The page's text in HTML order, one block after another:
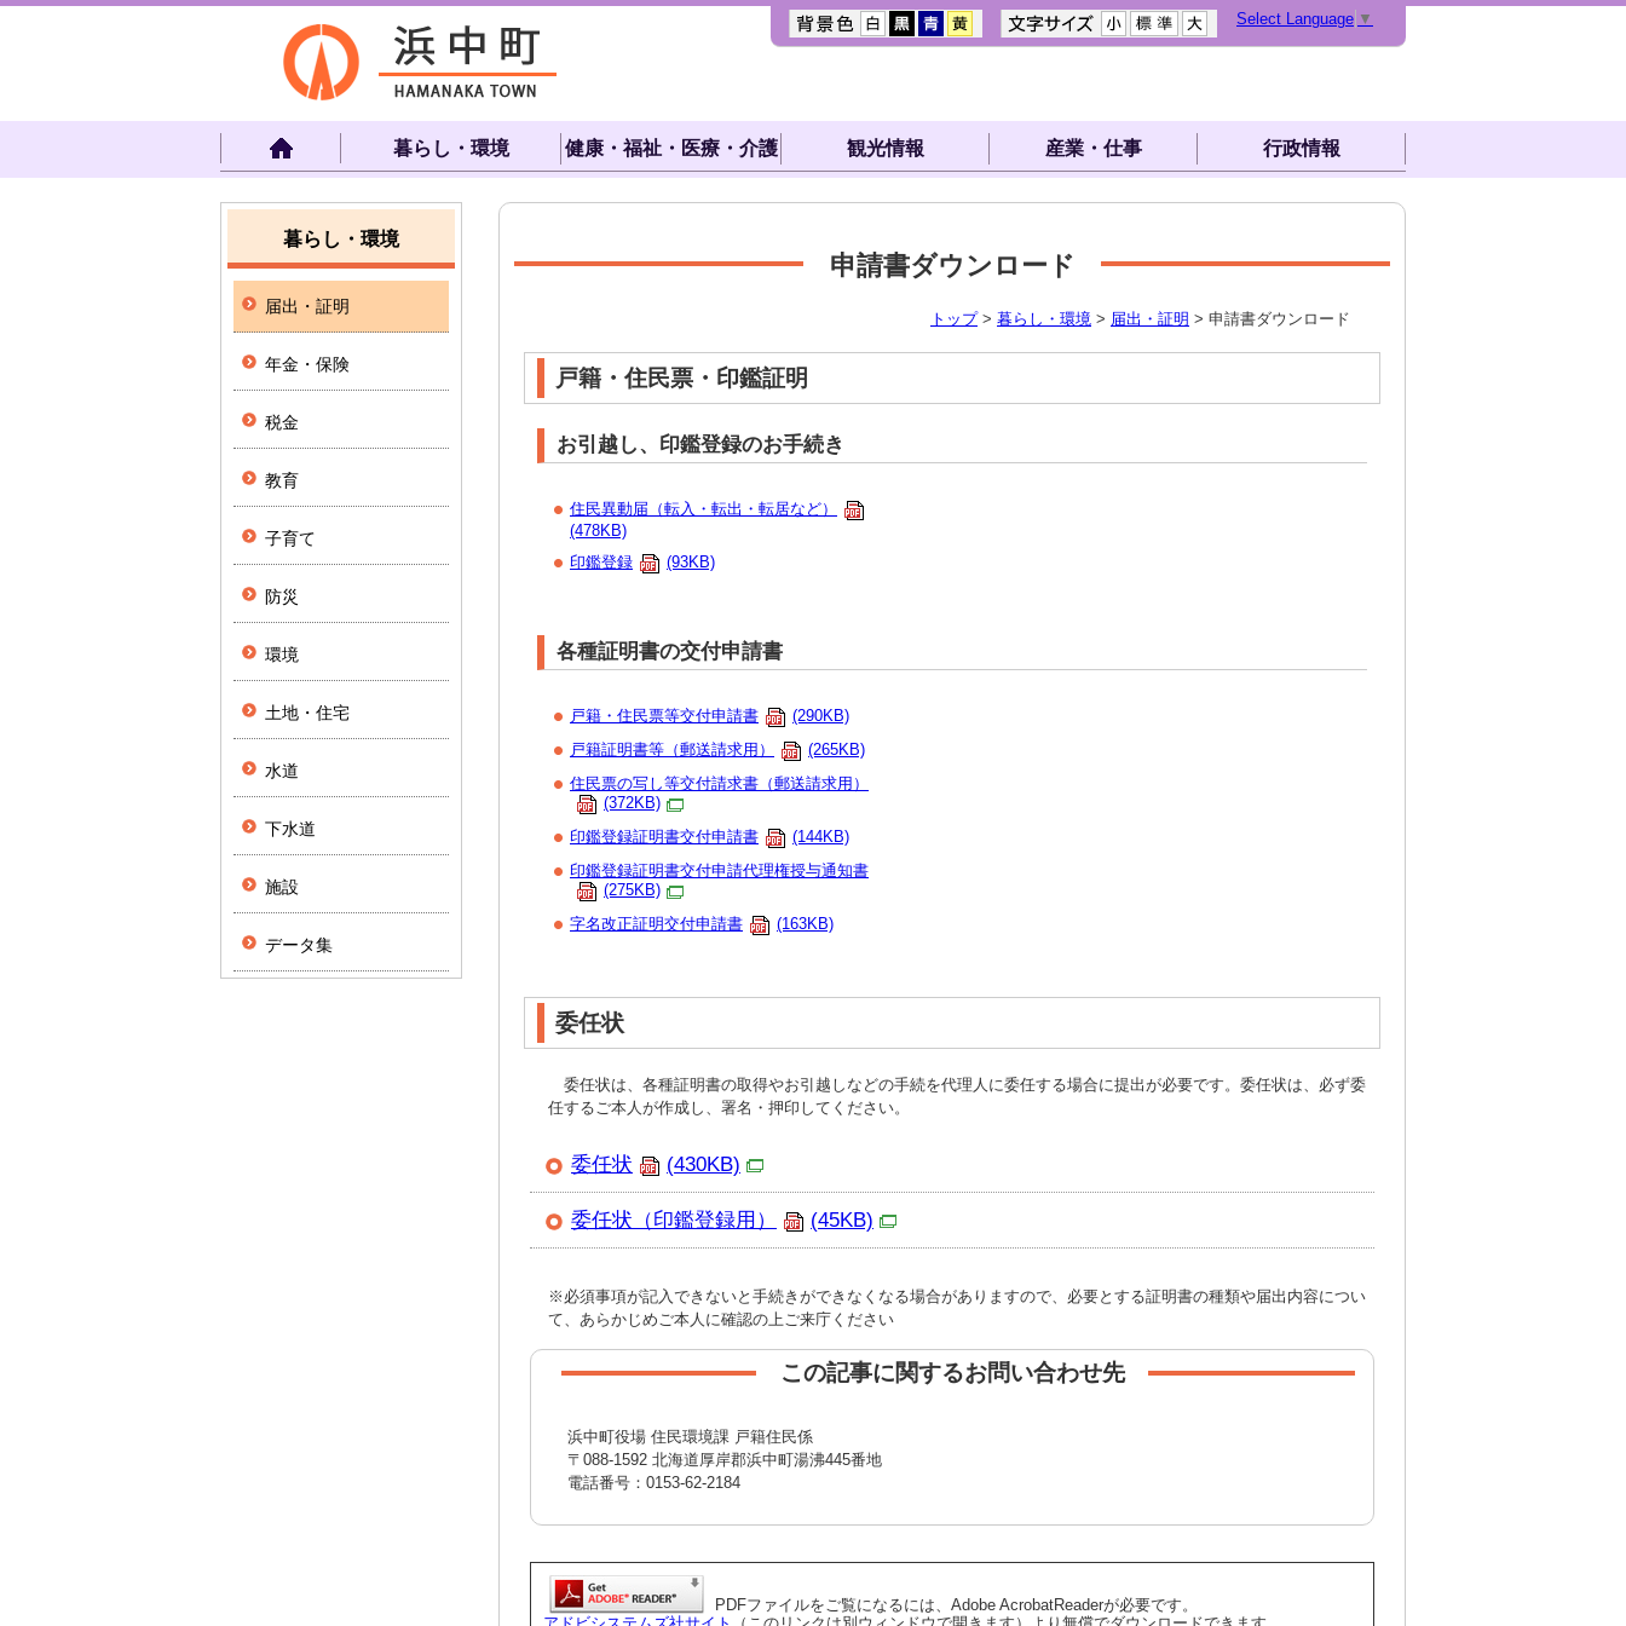
Select Language ▼
暮らし・環境 健康・福祉・医療・介護 観光情報 産業・仕事 行政情報
申請書ダウンロード
トップ> 暮らし・環境 > 届出・証明 > 申請書ダウンロード
戸籍・住民票・印鑑証明
お引越し、印鑑登録のお手続き
住民異動届（転入・転出・転居など）
(478KB)
印鑑登録
(93KB)
各種証明書の交付申請書
戸籍・住民票等交付申請書
(290KB)
戸籍証明書等（郵送請求用）
(265KB)
住民票の写し等交付請求書（郵送請求用）
(372KB)
印鑑登録証明書交付申請書
(144KB)
印鑑登録証明書交付申請代理権授与通知書
(275KB)
字名改正証明交付申請書
(163KB)
委任状
委任状は、各種証明書の取得やお引越しなどの手続を代理人に委任する場合に提出が必要です。委任状は、必ず委
任するご本人が作成し、署名・押印してください。
委任状 (430KB)
委任状（印鑑登録用） (45KB)
※必須事項が記入できないと手続きができなくなる場合がありますので、必要とする証明書の種類や届出内容につい
て、あらかじめご本人に確認の上ご来庁ください
この記事に関するお問い合わせ先
浜中町役場 住民環境課 戸籍住民係
〒088-1592 北海道厚岸郡浜中町湯沸445番地
電話番号：0153-62-2184
PDFファイルをご覧になるには、Adobe AcrobatReaderが必要です。
暮らし・環境
届出・証明
年金・保険
税金
教育
子育て
防災
環境
土地・住宅
水道
下水道
施設
データ集